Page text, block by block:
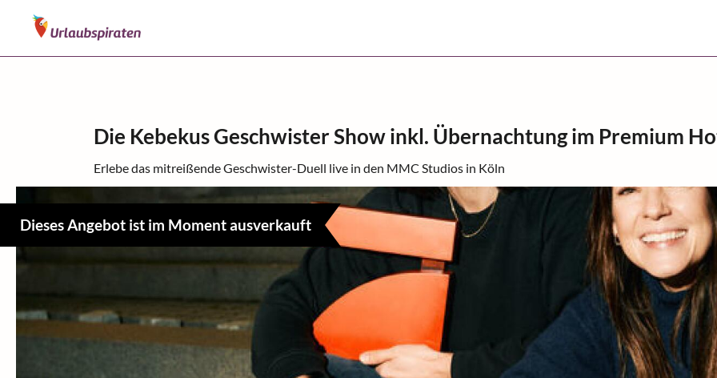
Die Kebekus Geschwister Show inkl. Übernachtung im Premium
Erlebe das mitreißende Geschwister-Duell live in den MMC Studios in Köln
Dieses Angebot ist im Moment ausverkauft